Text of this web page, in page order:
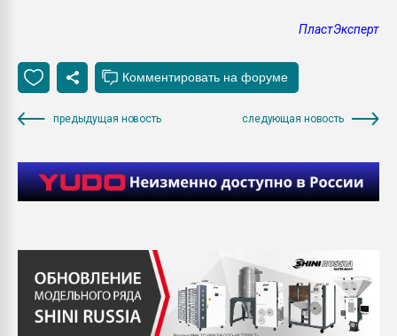
ПластЭксперт
предыдущая новость следующая новость